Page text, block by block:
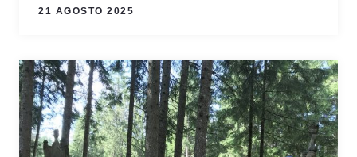
21 AGOSTO 2025